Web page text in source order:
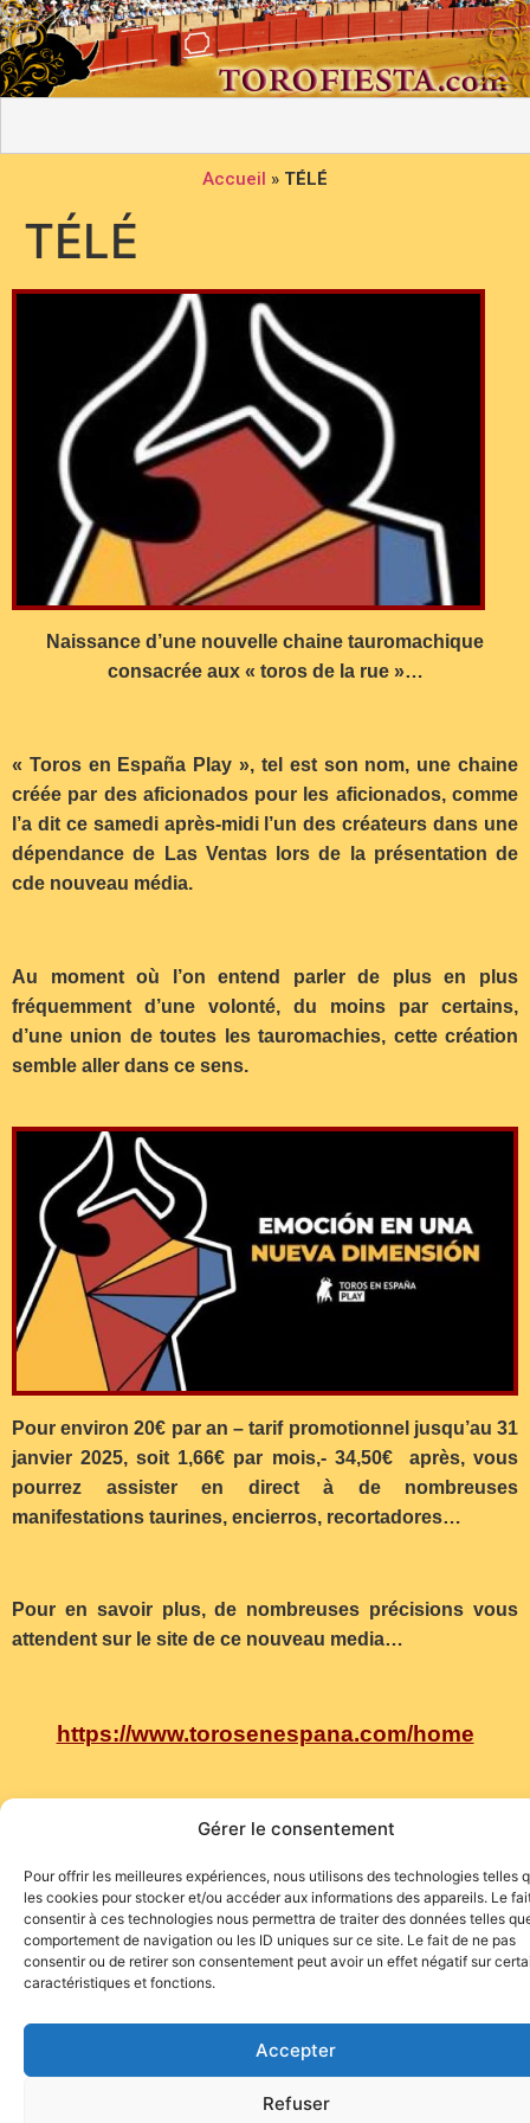
Gérer le consentement
Pour offrir les meilleures expériences, nous utilisons des technologies telles
les cookies pour stocker et/ou accéder aux informations des appareils. Le
consentir à ces technologies nous permettra de traiter des données telles
comportement de navigation ou les ID uniques sur ce site. Le fait de ne pas
consentir ou de retirer son consentement peut avoir un effet négatif sur
caractéristiques et fonctions.
Accepter
Refuser
Accueil » TÉLÉ
TÉLÉ
Naissance d’une nouvelle chaine tauromachique
consacrée aux « toros de la rue »…
« Toros en España Play », tel est son nom, une chaine
créée par des aficionados pour les aficionados, comme
l’a dit ce samedi après-midi l’un des créateurs dans une
dépendance de Las Ventas lors de la présentation de
cde nouveau média.
Au moment où l’on entend parler de plus en plus
fréquemment d’une volonté, du moins par certains,
d’une union de toutes les tauromachies, cette création
semble aller dans ce sens.
Pour environ 20€ par an – tarif promotionnel jusqu’au 31
janvier 2025, soit 1,66€ par mois,- 34,50€ après, vous
pourrez assister en direct à de nombreuses
manifestations taurines, encierros, recortadores…
Pour en savoir plus, de nombreuses précisions vous
attendent sur le site de ce nouveau media…
https://www.torosenespana.com/home
Une version en français est disponible…